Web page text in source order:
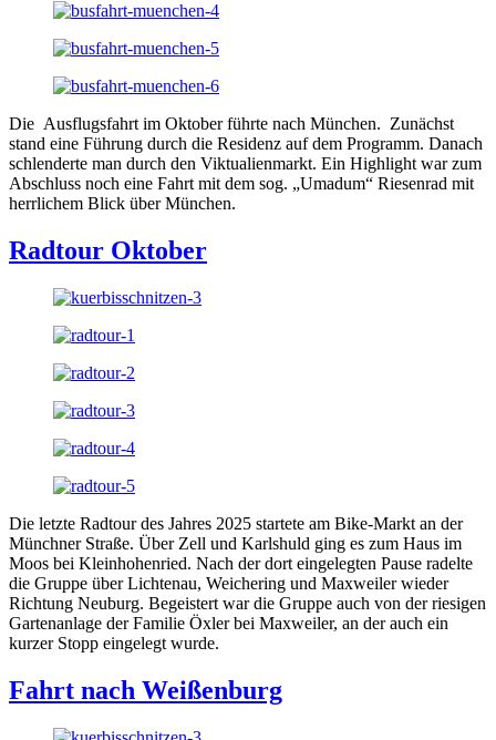
Die Ausflugsfahrt im Oktober führte nach München. Zunächst
stand eine Führung durch die Residenz auf dem Programm. Danach
schlenderte man durch den Viktualienmarkt. Ein Highlight war zum
Abschluss noch eine Fahrt mit dem sog. „Umadum“ Riesenrad mit
herrlichem Blick über München.
Radtour Oktober
Die letzte Radtour des Jahres 2025 startete am Bike-Markt an der
Münchner Straße. Über Zell und Karlshuld ging es zum Haus im
Moos bei Kleinhohenried. Nach der dort eingelegten Pause radelte
die Gruppe über Lichtenau, Weichering und Maxweiler wieder
Richtung Neuburg. Begeistert war die Gruppe auch von der riesigen
Gartenanlage der Familie Öxler bei Maxweiler, an der auch ein
kurzer Stopp eingelegt wurde.
Fahrt nach Weißenburg